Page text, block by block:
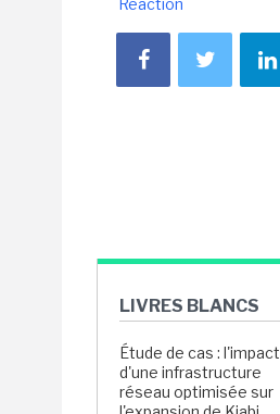
Réaction
LIVRES BLANCS
Étude de cas : l'impact
d'une infrastructure
réseau optimisée sur